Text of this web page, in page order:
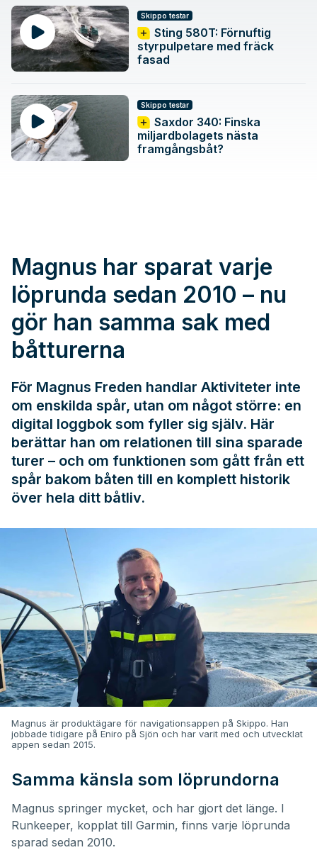
Skippo testar
Sting 580T: Förnuftig
styrpulpetare med fräck
fasad
Skippo testar
Saxdor 340: Finska
miljardbolagets nästa
framgångsbåt?
Magnus har sparat varje
löprunda sedan 2010 – nu
gör han samma sak med
båtturerna
För Magnus Freden handlar Aktiviteter inte
om enskilda spår, utan om något större: en
digital loggbok som fyller sig själv. Här
berättar han om relationen till sina sparade
turer – och om funktionen som gått från ett
spår bakom båten till en komplett historik
över hela ditt båtliv.
Magnus är produktägare för navigationsappen på Skippo. Han
jobbade tidigare på Eniro på Sjön och har varit med och utvecklat
appen sedan 2015.
Samma känsla som löprundorna
Magnus springer mycket, och har gjort det länge. I
Runkeeper, kopplat till Garmin, finns varje löprunda
sparad sedan 2010.